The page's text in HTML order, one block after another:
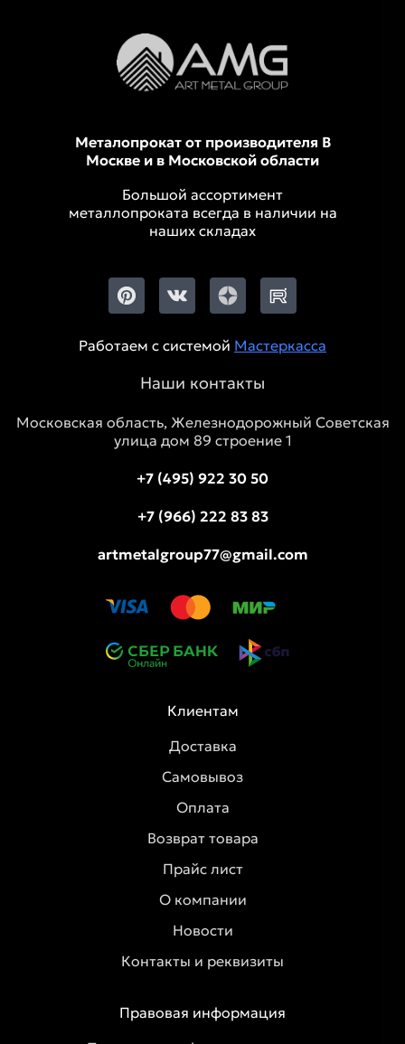
Металопрокат от производителя В
Москве и в Московской области
Большой ассортимент
металлопроката всегда в наличии на
наших складах
Работаем с системой Мастеркасса
Наши контакты
Московская область, Железнодорожный Советская
улица дом 89 строение 1
+7 (495) 922 30 50
+7 (966) 222 83 83
artmetalgroup77@gmail.com
Клиентам
Доставка
Самовывоз
Оплата
Возврат товара
Прайс лист
О компании
Новости
Контакты и реквизиты
Правовая информация